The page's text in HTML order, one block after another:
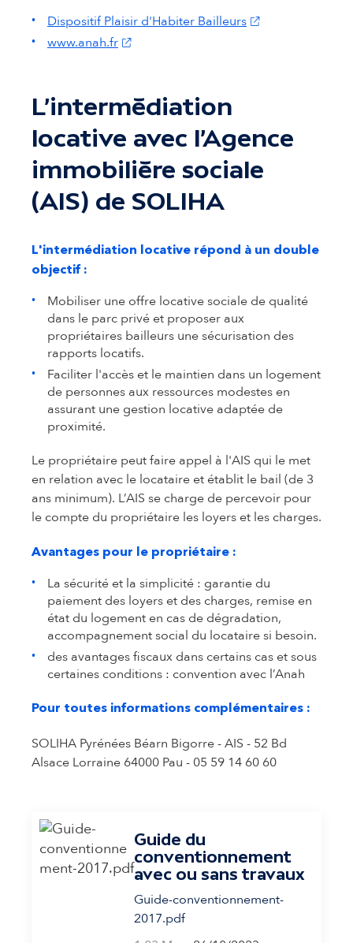
Dispositif Plaisir d'Habiter Bailleurs(s'ouvre dans un
www.anah.fr(s'ouvre dans un nouvel onglet)
L'intermédiation
locative avec l'Agence
immobilière sociale
(AIS) de SOLIHA
L'intermédiation locative répond à un double
objectif :
Mobiliser une offre locative sociale de qualité
dans le parc privé et proposer aux
propriétaires bailleurs une sécurisation des
rapports locatifs.
Faciliter l'accès et le maintien dans un logement
de personnes aux ressources modestes en
assurant une gestion locative adaptée de
proximité.
Le propriétaire peut faire appel à l'AIS qui le met
en relation avec le locataire et établit le bail (de 3
ans minimum). L’AIS se charge de percevoir pour
le compte du propriétaire les loyers et les charges.
Avantages pour le propriétaire :
La sécurité et la simplicité : garantie du
paiement des loyers et des charges, remise en
état du logement en cas de dégradation,
accompagnement social du locataire si besoin.
des avantages fiscaux dans certains cas et sous
certaines conditions : convention avec l’Anah
Pour toutes informations complémentaires :
SOLIHA Pyrénées Béarn Bigorre - AIS - 52 Bd
Alsace Lorraine 64000 Pau - 05 59 14 60 60
Guide du
conventionnement
avec ou sans travaux
Guide-conventionnement-
2017.pdf